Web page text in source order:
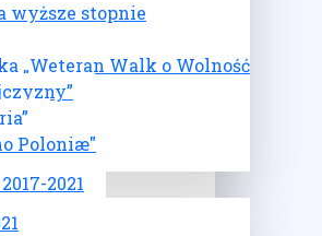
wyższe stopnie
„Weteran Walk o Wolność
Poloniæ"
2021